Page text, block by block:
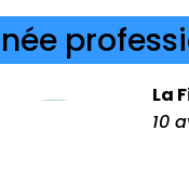
La
10